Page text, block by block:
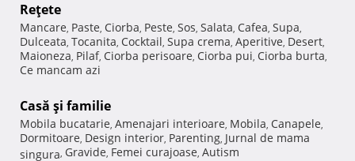
Reţete
Mancare, Paste, Ciorba, Peste, Sos, Salata, Cafea, Supa,
Dulceata, Tocanita, Cocktail, Supa crema, Aperitive, Desert,
Maioneza, Pilaf, Ciorba perisoare, Ciorba pui, Ciorba burta,
Ce mancam azi
Casă şi familie
Mobila bucatarie, Amenajari interioare, Mobila, Canapele,
Dormitoare, Design interior, Parenting, Jurnal de mama
singura, Gravide, Femei curajoase, Autism